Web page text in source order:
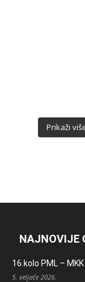
Prikaži
NAJNOVIJE
16.kolo PML –
5. veljače 2026.